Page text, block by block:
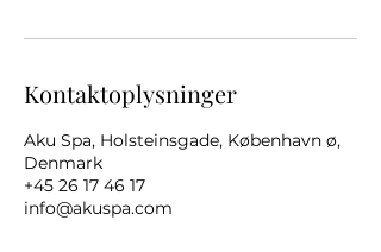
Kontaktoplysninger
Aku Spa, Holsteinsgade, København ø,
Denmark
+45 26 17 46 17
info@akuspa.com